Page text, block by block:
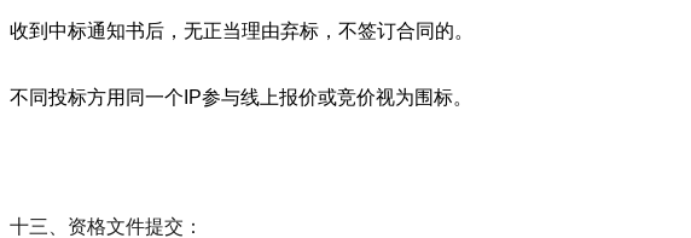
收到中标通知书后，无正当理由弃标，不签订合同的。
不同投标方用同一个IP参与线上报价或竞价视为围标。
十三、资格文件提交：